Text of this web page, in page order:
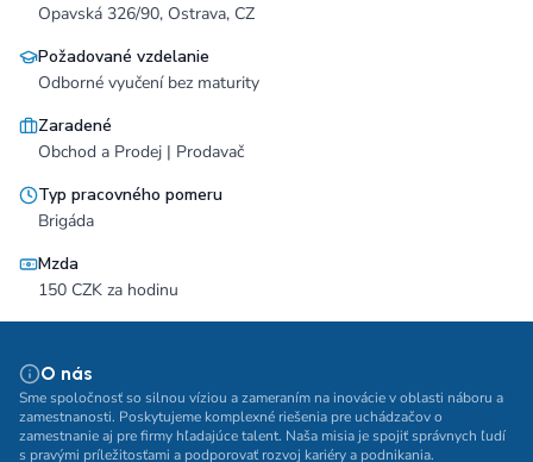
Opavská 326/90, Ostrava, CZ
Požadované vzdelanie
Odborné vyučení bez maturity
Zaradené
Obchod a Prodej | Prodavač
Typ pracovného pomeru
Brigáda
Mzda
150 CZK za hodinu
O nás
Sme spoločnosť so silnou víziou a zameraním na inovácie v oblasti náboru a
zamestnanosti. Poskytujeme komplexné riešenia pre uchádzačov o
zamestnanie aj pre firmy hľadajúce talent. Naša misia je spojiť správnych ľudí
s pravými príležitosťami a podporovať rozvoj kariéry a podnikania.